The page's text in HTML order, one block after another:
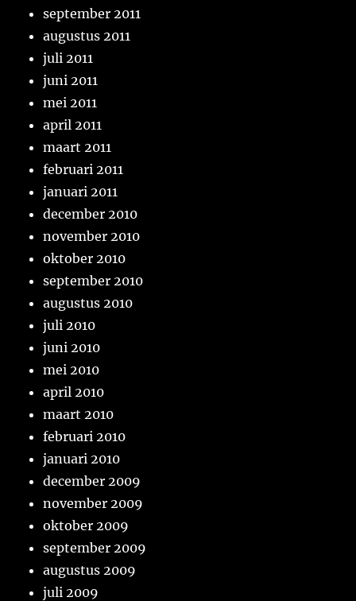
september 2011
augustus 2011
juli 2011
juni 2011
mei 2011
april 2011
maart 2011
februari 2011
januari 2011
december 2010
november 2010
oktober 2010
september 2010
augustus 2010
juli 2010
juni 2010
mei 2010
april 2010
maart 2010
februari 2010
januari 2010
december 2009
november 2009
oktober 2009
september 2009
augustus 2009
juli 2009